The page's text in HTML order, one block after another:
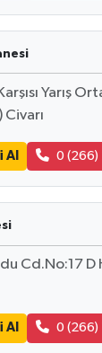
Yarış
Al 0 (266)
Cd.No:17
Al 0 (266)